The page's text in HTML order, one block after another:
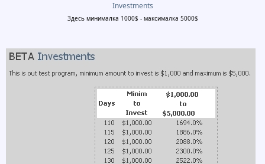
Investments
Здесь минималка 1000$ - максималка 5000$